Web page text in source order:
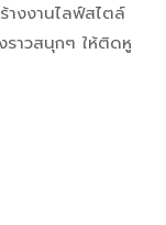
างงานไลฟ์สไตล์
ราวสนุกๆ ให้ติดหู